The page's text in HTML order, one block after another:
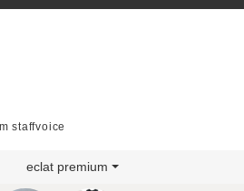
staffvoice
eclat premium